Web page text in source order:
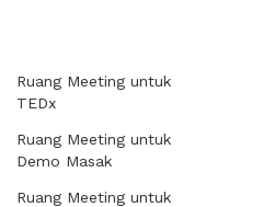
Ruang Meeting untuk
TEDx
Ruang Meeting untuk
Demo Masak
Ruang Meeting untuk